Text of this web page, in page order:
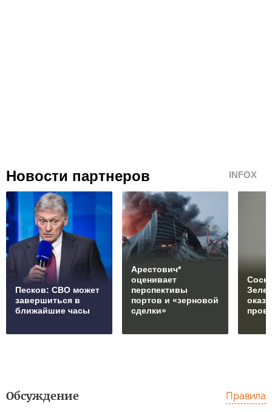
Новости партнеров INFOX
Песков: СВО может
завершиться в
ближайшие часы
Арестович*
оценивает
перспективы
портов и «зерновой
сделки»
Обсуждение Правила